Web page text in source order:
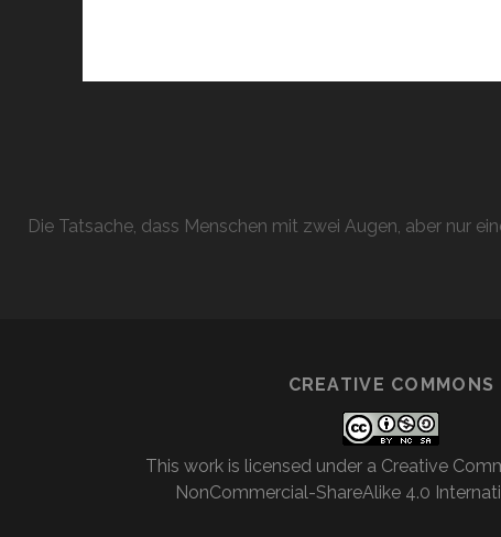
Die Tatsache, dass Menschen mit zwei Augen, aber nur
CREATIVE COMMONS
This work is licensed under a Creative
NonCommercial-ShareAlike 4.0